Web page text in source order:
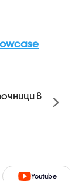
в
Youtube